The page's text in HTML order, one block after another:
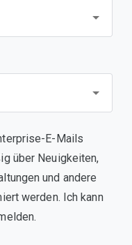
E-Mails
über Neuigkeiten,
und andere
werden. Ich kann